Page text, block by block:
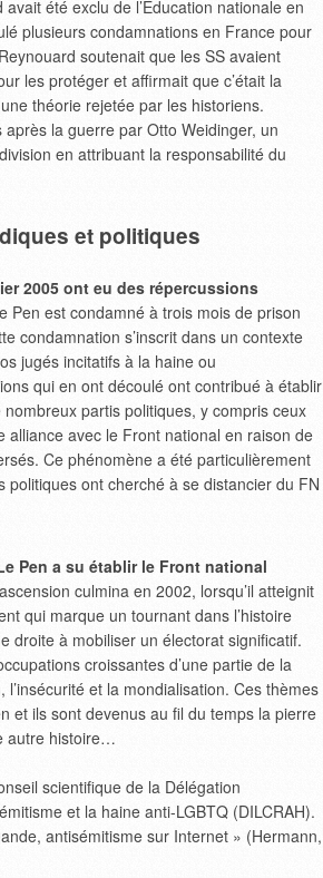
été exclu de l’Éducation nationale en
plusieurs condamnations en France pour
soutenait que les SS avaient
les protéger et affirmait que c’était la
théorie rejetée par les historiens.
la guerre par Otto Weidinger, un
en attribuant la responsabilité du
et politiques
2005 ont eu des répercussions
Pen est condamné à trois mois de prison
condamnation s’inscrit dans un contexte
jugés incitatifs à la haine ou
qui en ont découlé ont contribué à établir
partis politiques, y compris ceux
avec le Front national en raison de
Ce phénomène a été particulièrement
ont cherché à se distancier du FN
Pen a su établir le Front national
culmina en 2002, lorsqu’il atteignit
qui marque un tournant dans l’histoire
droite à mobiliser un électorat significatif.
croissantes d’une partie de la
et la mondialisation. Ces thèmes
et ils sont devenus au fil du temps la pierre
autre histoire…
scientifique de la Délégation
et la haine anti-LGBTQ (DILCRAH).
antisémitisme sur Internet » (Hermann,